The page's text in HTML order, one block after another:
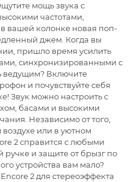
мощь звука с
частотами,
в вашей колонке новая поп-
джем. Когда вы
пришло время усилить
синхронизированными с
ведущим? Включите
и почувствуйте себя
Звук можно настроить с
басами и высокими
Независимо от того,
или в уютном
2 справится с любыми
ручке и защите от брызг по
устройства вам мало?
2 для стереоэффекта